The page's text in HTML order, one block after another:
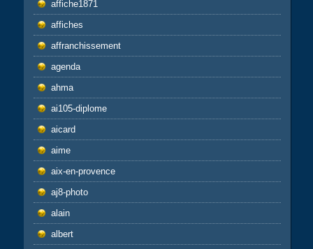
affiche1871
affiches
affranchissement
agenda
ahma
ai105-diplome
aicard
aime
aix-en-provence
aj8-photo
alain
albert